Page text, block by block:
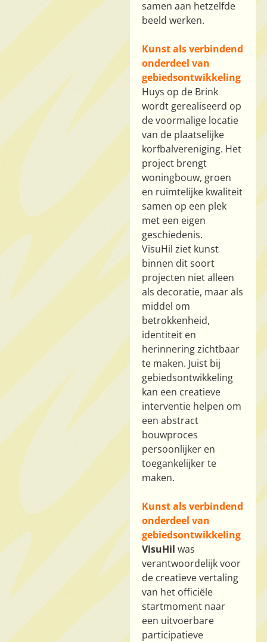
samen aan hetzelfde
beeld werken.
Kunst als verbindend
onderdeel van
gebiedsontwikkeling
Huys op de Brink
wordt gerealiseerd op
de voormalige locatie
van de plaatselijke
korfbalvereniging. Het
project brengt
woningbouw, groen
en ruimtelijke kwaliteit
samen op een plek
met een eigen
geschiedenis.
VisuHil ziet kunst
binnen dit soort
projecten niet alleen
als decoratie, maar als
middel om
betrokkenheid,
identiteit en
herinnering zichtbaar
te maken. Juist bij
gebiedsontwikkeling
kan een creatieve
interventie helpen om
een abstract
bouwproces
persoonlijker en
toegankelijker te
maken.
Kunst als verbindend
onderdeel van
gebiedsontwikkeling
VisuHil was
verantwoordelijk voor
de creatieve vertaling
van het officiële
startmoment naar
een uitvoerbare
participatieve